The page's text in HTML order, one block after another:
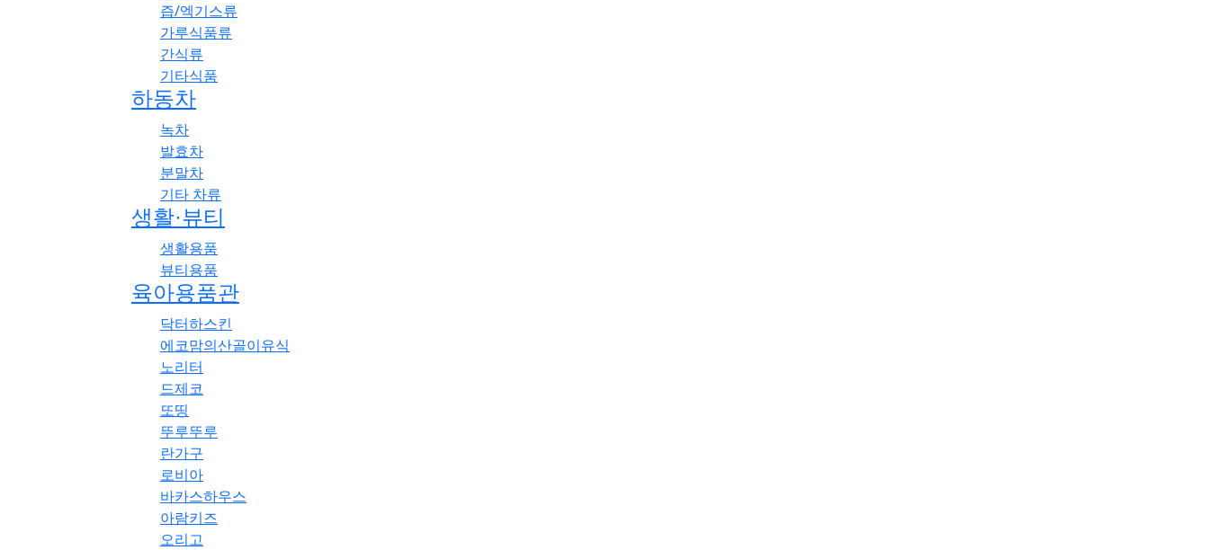
즙/엑기스류
가루식품류
간식류
기타식품
하동차
녹차
발효차
분말차
기타 차류
생활·뷰티
생활용품
뷰티용품
육아용품관
닥터하스킨
에코맘의산골이유식
노리터
드제코
또띵
뚜루뚜루
란가구
로비아
바카스하우스
아람키즈
오리고